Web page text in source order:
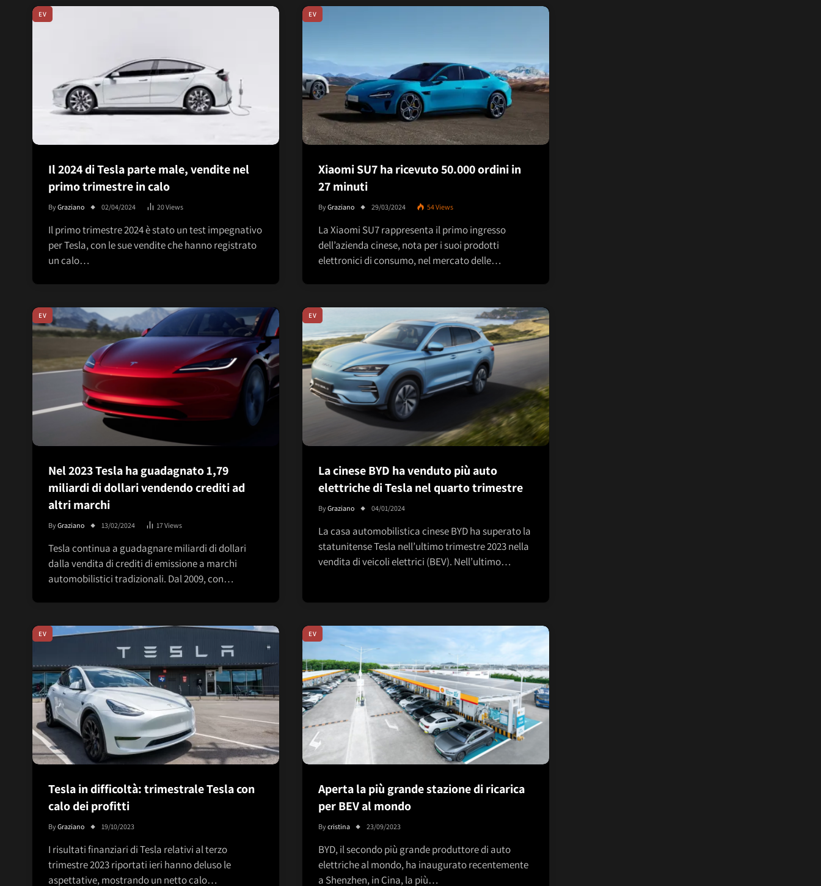
EV
Il 2024 di Tesla parte male, vendite nel
primo trimestre in calo
ByGraziano 02/04/2024 20Views
Il primo trimestre 2024 è stato un test impegnativo
per Tesla, con le sue vendite che hanno registrato
un calo…
EV
Xiaomi SU7 ha ricevuto 50.000 ordini in
27 minuti
ByGraziano 29/03/2024 54Views
La Xiaomi SU7 rappresenta il primo ingresso
dell’azienda cinese, nota per i suoi prodotti
elettronici di consumo, nel mercato delle…
EV
Nel 2023 Tesla ha guadagnato 1,79
miliardi di dollari vendendo crediti ad
altri marchi
ByGraziano 13/02/2024 17Views
Tesla continua a guadagnare miliardi di dollari
dalla vendita di crediti di emissione a marchi
automobilistici tradizionali. Dal 2009, con…
EV
La cinese BYD ha venduto più auto
elettriche di Tesla nel quarto trimestre
ByGraziano 04/01/2024
La casa automobilistica cinese BYD ha superato la
statunitense Tesla nell’ultimo trimestre 2023 nella
vendita di veicoli elettrici (BEV). Nell’ultimo…
EV
Tesla in difficoltà: trimestrale Tesla con
calo dei profitti
ByGraziano 19/10/2023
I risultati finanziari di Tesla relativi al terzo
trimestre 2023 riportati ieri hanno deluso le
aspettative, mostrando un netto calo…
EV
Aperta la più grande stazione di ricarica
per BEV al mondo
Bycristina 23/09/2023
BYD, il secondo più grande produttore di auto
elettriche al mondo, ha inaugurato recentemente
a Shenzhen, in Cina, la più…